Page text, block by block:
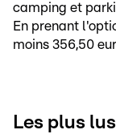
camping et
En prenant
moins 356,50
Les plus lus